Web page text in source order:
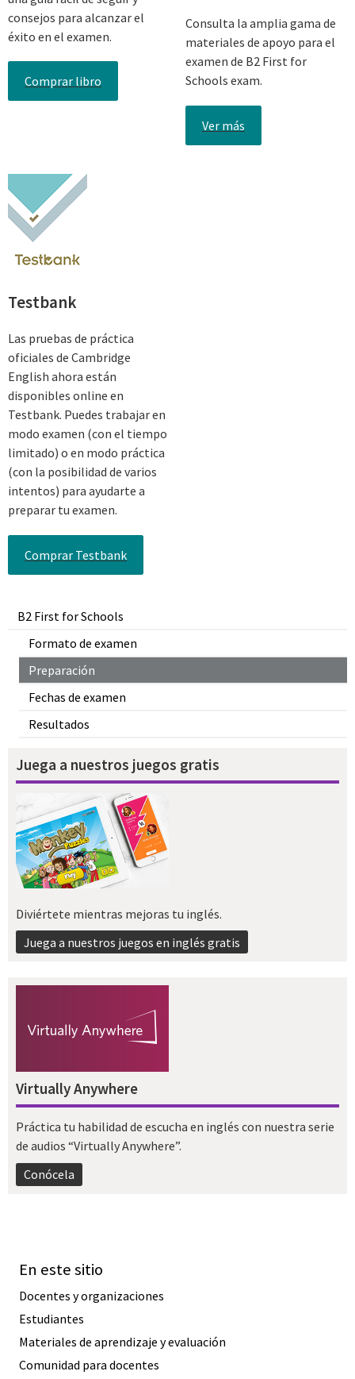
B2 First for Schools
Formato de examen
Preparación
Fechas de examen
Resultados
Juega a nuestros juegos gratis
Diviértete mientras mejoras tu inglés.
Juega a nuestros juegos en inglés gratis
Virtually Anywhere
Práctica tu habilidad de escucha en inglés con nuestra serie
de audios “Virtually Anywhere”.
Conócela
consejos para alcanzar el
éxito en el examen.
Comprar libro
Consulta la amplia gama de
materiales de apoyo para el
examen de B2 First for
Schools exam.
Ver más
Testbank
Las pruebas de práctica
oficiales de Cambridge
English ahora están
disponibles online en
Testbank. Puedes trabajar en
modo examen (con el tiempo
limitado) o en modo práctica
(con la posibilidad de varios
intentos) para ayudarte a
preparar tu examen.
Comprar Testbank
En este sitio
Docentes y organizaciones
Estudiantes
Materiales de aprendizaje y evaluación
Comunidad para docentes